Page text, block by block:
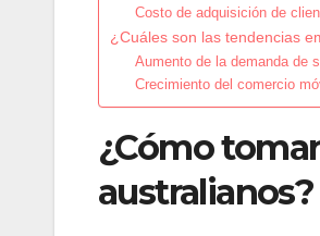
Costo de adquisición de
¿Cuáles son las tendencias
Aumento de la demanda de
Crecimiento del comercio
¿Cómo
australianos?